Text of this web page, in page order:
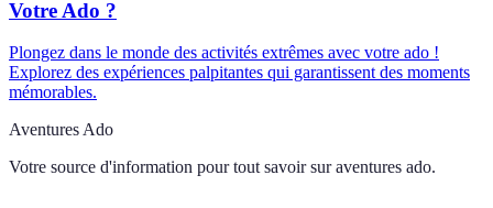
Votre Ado ?
Plongez dans le monde des activités extrêmes avec votre ado !
Explorez des expériences palpitantes qui garantissent des moments
mémorables.
Aventures Ado
Votre source d'information pour tout savoir sur aventures ado.